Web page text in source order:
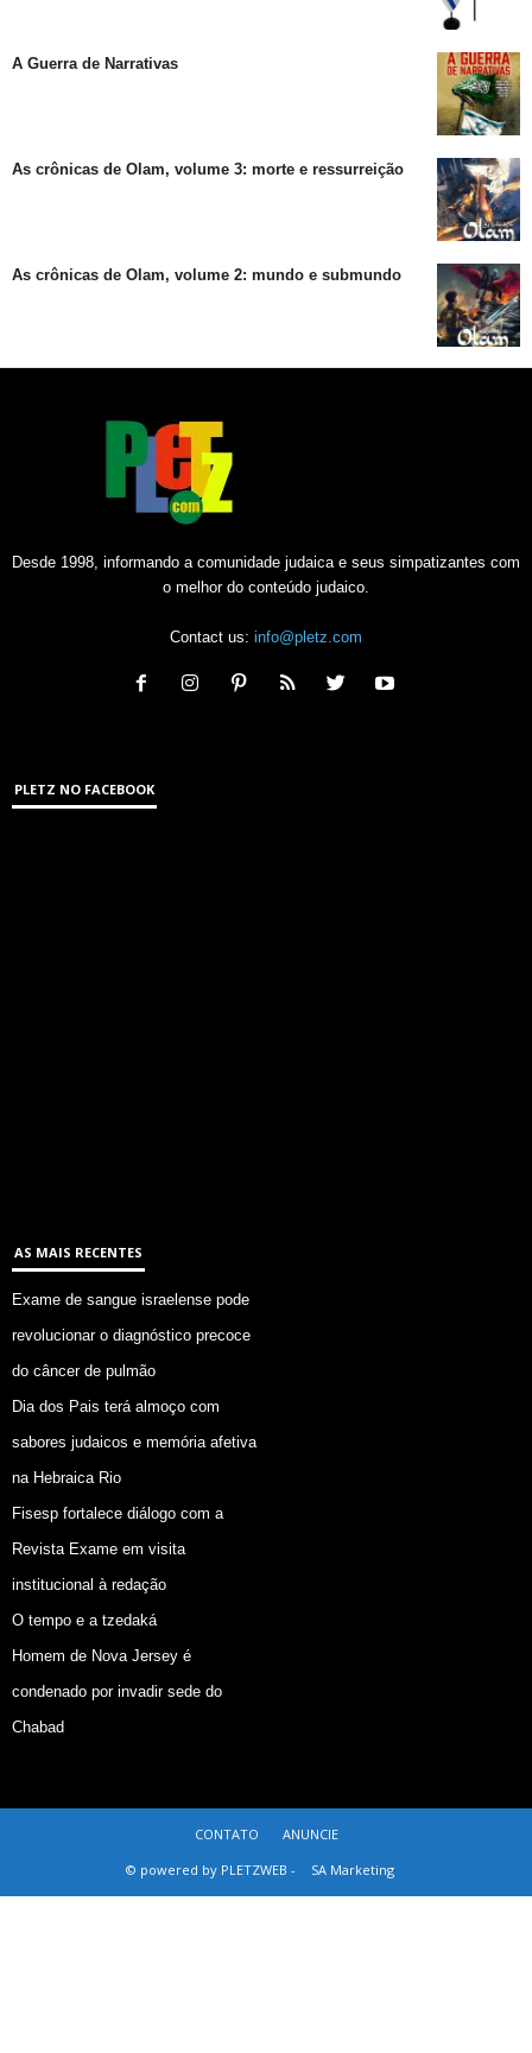
A Guerra de Narrativas
As crônicas de Olam, volume 3: morte e ressurreição
As crônicas de Olam, volume 2: mundo e submundo
Desde 1998, informando a comunidade judaica e seus simpatizantes com
o melhor do conteúdo judaico.
Contact us: info@pletz.com
PLETZ NO FACEBOOK
AS MAIS RECENTES
Exame de sangue israelense pode
revolucionar o diagnóstico precoce
do câncer de pulmão
Dia dos Pais terá almoço com
sabores judaicos e memória afetiva
na Hebraica Rio
Fisesp fortalece diálogo com a
Revista Exame em visita
institucional à redação
O tempo e a tzedaká
Homem de Nova Jersey é
condenado por invadir sede do
Chabad
CONTATO
ANUNCIE
© powered by PLETZWEB -
SA Marketing